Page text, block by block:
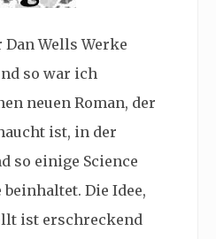
Wells Werke
so war ich
neuen Roman, der
ist, in der
so einige Science
Die Idee,
ist erschreckend